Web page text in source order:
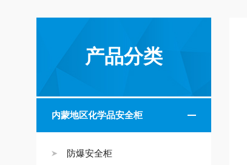
产品分类
内蒙地区化学品安全柜
防爆安全柜